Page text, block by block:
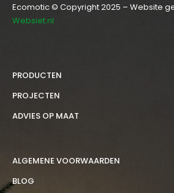
Ecomotic © Copyright 2025 – Website
Websiet.nl
PRODUCTEN
PROJECTEN
ADVIES OP MAAT
ALGEMENE VOORWAARDEN
BLOG